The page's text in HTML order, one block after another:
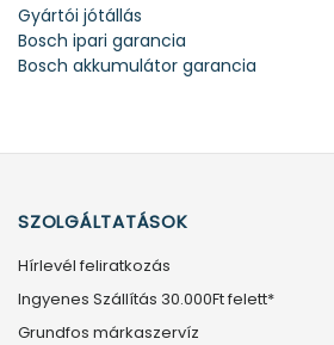
Gyártói jótállás
Bosch ipari garancia
Bosch akkumulátor garancia
SZOLGÁLTATÁSOK
Hírlevél feliratkozás
Ingyenes Szállítás 30.000Ft felett*
Grundfos márkaszervíz